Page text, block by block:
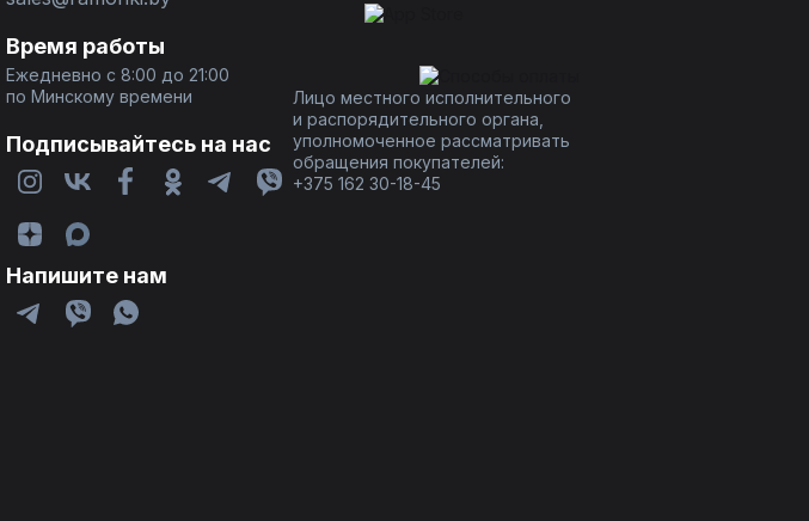
Время работы
Ежедневно с 8:00 до 21:00
по Минскому времени
Подписывайтесь на нас
Напишите нам
Лицо местного исполнительного
и распорядительного органа,
уполномоченное рассматривать
обращения покупателей:
+375 162 30-18-45